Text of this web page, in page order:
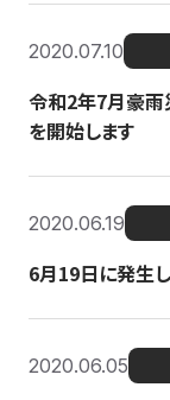
2020.07.10
令和2年7月豪雨
を開始します
2020.06.19
6月19日に発生
2020.06.05